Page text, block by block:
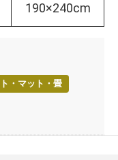
190×240cm
・マット・畳